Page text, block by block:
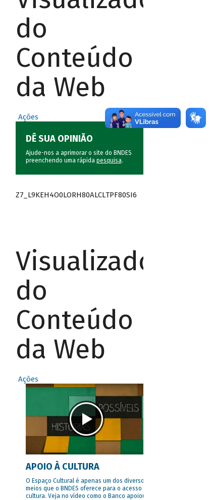
do
Conteúdo
da Web
Ações
DÊ SUA OPINIÃO
Ajude-nos a aprimorar o site do BNDES
preenchendo uma rápida pesquisa.
Z7_L9KEH4O0LORH80ALCLTPF80SI6
Visualizador
do
Conteúdo
da Web
Ações
APOIO À CULTURA
O Espaço Cultural é apenas um dos diversos
meios que o BNDES oferece para o acesso à
cultura. Veja no vídeo como o Banco apoiou